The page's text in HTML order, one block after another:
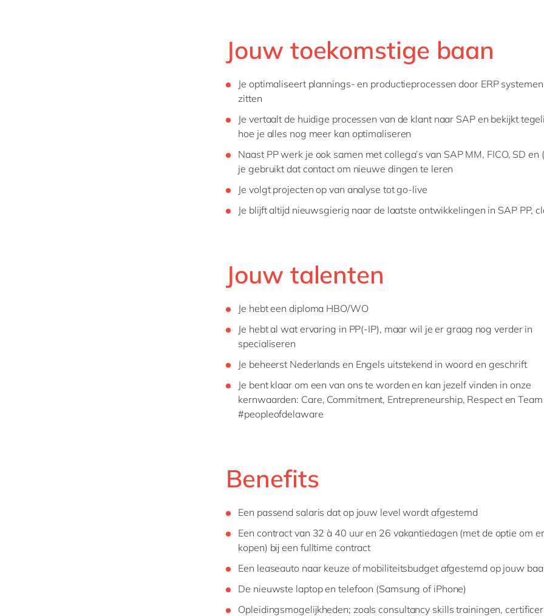
Jouw toekomstige baan
Je optimaliseert plannings- en productieprocessen door ERP
zitten
Je vertaalt de huidige processen van de klant naar SAP en bekijkt
hoe je alles nog meer kan optimaliseren
Naast PP werk je ook samen met collega’s van SAP MM, FICO, SD en
je gebruikt dat contact om nieuwe dingen te leren
Je volgt projecten op van analyse tot go-live
Je blijft altijd nieuwsgierig naar de laatste ontwikkelingen in SAP PP,
Jouw talenten
Je hebt een diploma HBO/WO
Je hebt al wat ervaring in PP(-IP), maar wil je er graag nog verder in
specialiseren
Je beheerst Nederlands en Engels uitstekend in woord en geschrift
Je bent klaar om een van ons te worden en kan jezelf vinden in onze
kernwaarden: Care, Commitment, Entrepreneurship, Respect en
#peopleofdelaware
Benefits
Een passend salaris dat op jouw level wordt afgestemd
Een contract van 32 à 40 uur en 26 vakantiedagen (met de optie om
kopen) bij een fulltime contract
Een leaseauto naar keuze of mobiliteitsbudget afgestemd op jouw
De nieuwste laptop en telefoon (Samsung of iPhone)
Opleidingsmogelijkheden; zoals consultancy skills trainingen,